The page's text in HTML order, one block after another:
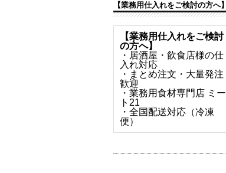
【業務用仕入れをご検討の方へ】
【業務用仕入れをご検討
の方へ】
・居酒屋・飲食店様の仕
入れ対応
・まとめ注文・大量発注
歓迎
・業務用食材専門店 ミー
ト21
・全国配送対応（冷凍
便）